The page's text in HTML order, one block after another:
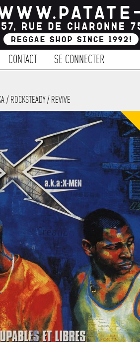
CONTACT SE CONNECTER
/ ROCKSTEADY / REVIVE